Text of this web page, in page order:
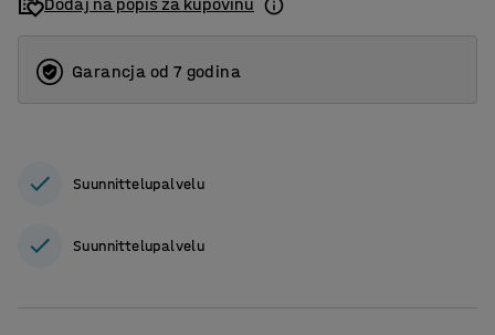
Garancja od 7 godina
Suunnittelupalvelu
Suunnittelupalvelu